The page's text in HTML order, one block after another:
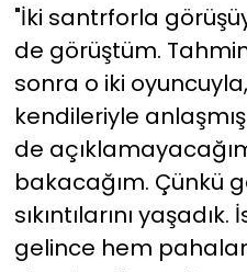
"İki santrforla
de görüştüm.
sonra o iki
kendileriyle
de
bakacağım. Çünkü
sıkıntılarını
gelince hem